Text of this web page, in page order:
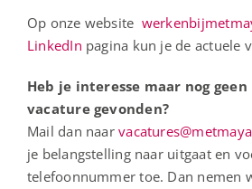
Op onze website
LinkedIn pagina kun je de actuele
Heb je interesse maar nog geen
vacature gevonden?
Mail dan naar
je belangstelling naar uitgaat en
telefoonnummer toe. Dan nemen